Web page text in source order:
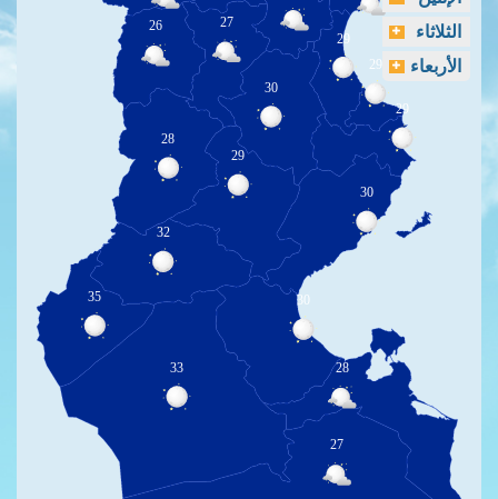
27
26
30
29
29
29
28
29
30
30
32
35
33 28
27
الثلاثاء
الأربعاء